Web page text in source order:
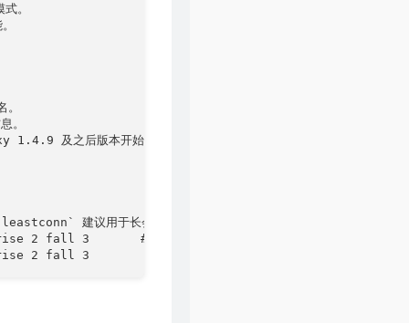
。
。
及之后版本开始支持）。
建议用于长会话服务，例如 LDAP、SQL、TSE 等，而不是短会
3       # 检测 4000 端口，检测频率为每 2000 毫秒一次。